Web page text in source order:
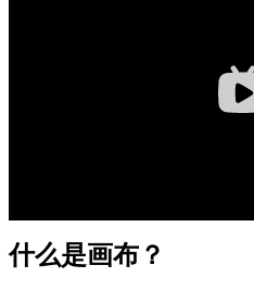
什么是画布？